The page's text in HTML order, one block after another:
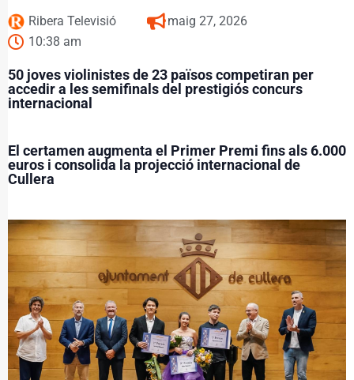
Ribera Televisió
maig 27, 2026
10:38 am
50 joves violinistes de 23 països competiran per
accedir a les semifinals del prestigiós concurs
internacional
El certamen augmenta el Primer Premi fins als 6.000
euros i consolida la projecció internacional de
Cullera